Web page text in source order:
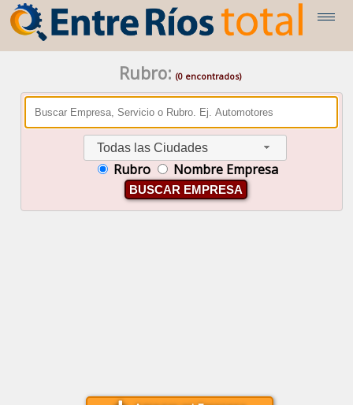
Rubro: (0 encontrados)
Todas las Ciudades
Rubro Nombre Empresa
BUSCAR EMPRESA